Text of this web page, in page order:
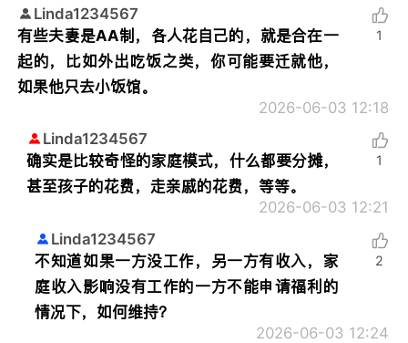
Linda1234567
有些夫妻是AA制，各人花自己的，就是合在一
起的，比如外出吃饭之类，你可能要迁就他，
如果他只去小饭馆。
2026-06-03 12:18
1
Linda1234567
确实是比较奇怪的家庭模式，什么都要分摊，
甚至孩子的花费，走亲戚的花费，等等。
2026-06-03 12:21
1
Linda1234567
不知道如果一方没工作，另一方有收入，家
庭收入影响没有工作的一方不能申请福利的
情况下，如何维持？
2026-06-03 12:24
2